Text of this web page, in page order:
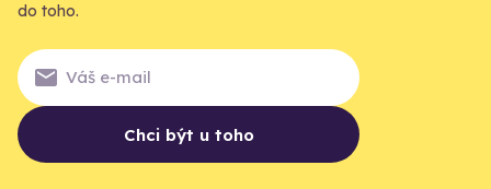
do toho.
Chci být u toho